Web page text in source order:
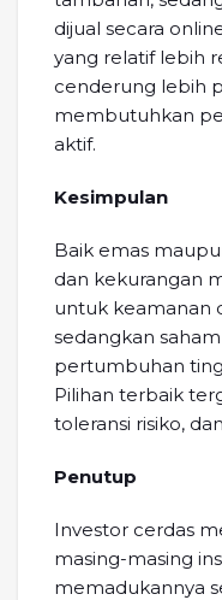
dijual secara
yang relatif lebih
cenderung lebih
membutuhkan
aktif.
Kesimpulan
Baik emas
dan kekurangan
untuk keamanan
sedangkan
pertumbuhan
Pilihan terbaik
toleransi risiko,
Penutup
Investor cerdas
masing-masing
memadukannya